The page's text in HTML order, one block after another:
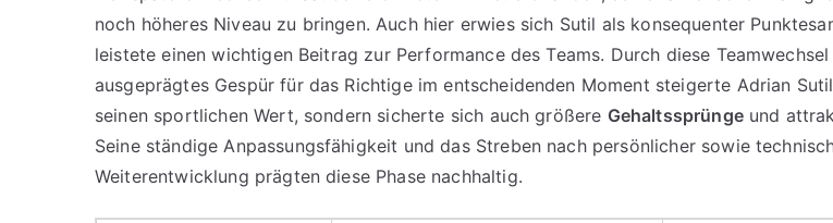
noch höheres Niveau zu bringen. Auch hier erwies sich Sutil als konsequenter
leistete einen wichtigen Beitrag zur Performance des Teams. Durch diese
ausgeprägtes Gespür für das Richtige im entscheidenden Moment steigerte Adrian
seinen sportlichen Wert, sondern sicherte sich auch größere Gehaltssprüngeund
Seine ständige Anpassungsfähigkeit und das Streben nach persönlicher sowie
Weiterentwicklung prägten diese Phase nachhaltig.